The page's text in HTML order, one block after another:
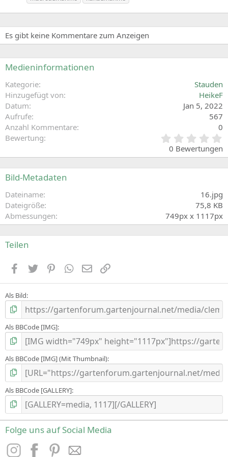
i
c
w
o
t
Es gibt keine Kommentare zum Anzeigen
Medieninformationen
Kategorie
Stauden
Hinzugefügt von
HeikeF
Datum
Jan 5, 2022
Aufrufe
567
Anzahl Kommentare
0
Bewertung
0
0
(
)
0 Bewertungen
Bild-Metadaten
Dateiname
16.jpg
Dateigröße
75,8 KB
Abmessungen
749px x 1117px
Teilen
FacebookZwitschernPinterestWhatsApp
E-Mail
Als Bild
Als BBCode [IMG]
Als BBCode [IMG] (Mit Thumbnail)
Als BBCode [GALLERY]
Folge uns auf Social Media